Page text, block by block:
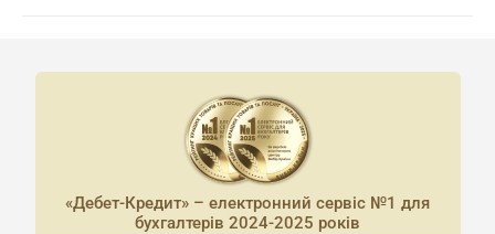
«Дебет-Кредит» – електронний сервіс №1 для
бухгалтерів 2024-2025 років